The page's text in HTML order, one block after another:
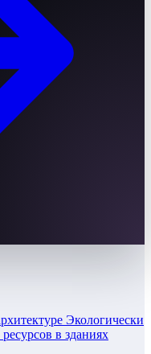
Экологически
в зданиях